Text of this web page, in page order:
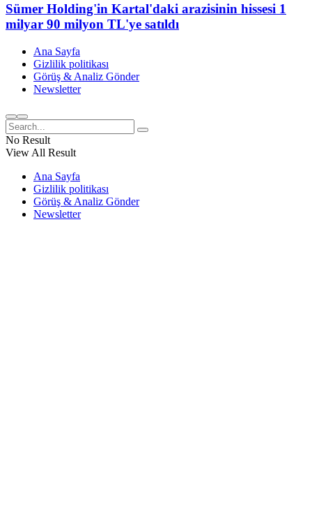
Sümer Holding'in Kartal'daki arazisinin hissesi 1
milyar 90 milyon TL'ye satıldı
Ana Sayfa
Gizlilik politikası
Görüş & Analiz Gönder
Newsletter
No Result
View All Result
Ana Sayfa
Gizlilik politikası
Görüş & Analiz Gönder
Newsletter